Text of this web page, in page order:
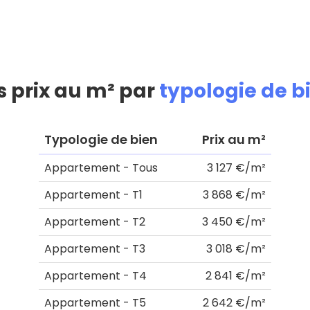
prix au m² partypologie de
Typologie de bien Prix au m²
Appartement - Tous
3 127 €/m²
Appartement - T1
3 868 €/m²
Appartement - T2
3 450 €/m²
Appartement - T3
3 018 €/m²
Appartement - T4
2 841 €/m²
Appartement - T5
2 642 €/m²